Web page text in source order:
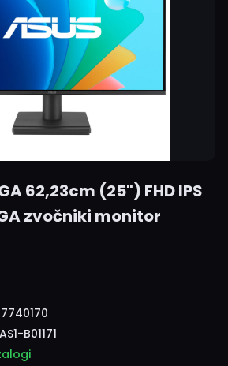
62,23cm (25") FHD IPS
zvočniki monitor
B01171